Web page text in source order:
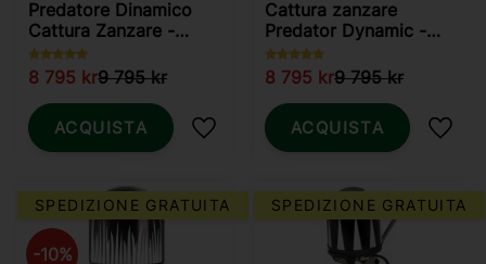
Predatore Dinamico
Cattura Zanzare -
Zanzare
8 795 kr9 795kr
Aggiungi ai preferiti
ACQUISTA
Cattura zanzare
Predator Dynamic -
Zanzare e Zanzare
pungenti
8 795 kr9 795kr
ACQUISTA
10%
SPEDIZIONE GRATUITA SPEDIZIONE GRATUITA